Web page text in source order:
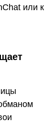
или к